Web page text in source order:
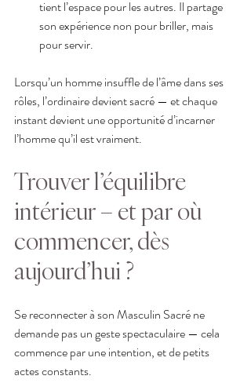
tient l’espace pour les autres. Il partage
son expérience non pour briller, mais
pour servir.
Lorsqu’un homme insuffle de l’âme dans ses
rôles, l’ordinaire devient sacré — et chaque
instant devient une opportunité d’incarner
l’homme qu’il est vraiment.
Trouver l’équilibre
intérieur – et par où
commencer, dès
aujourd’hui ?
Se reconnecter à son Masculin Sacré ne
demande pas un geste spectaculaire — cela
commence par une intention, et de petits
actes constants.